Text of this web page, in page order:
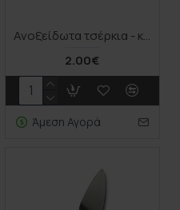
Ανοξείδωτα τσέρκια - κουπ πατ για μπισκότα "Misty" σετ 6τεμ
2.00€
Άμεση Αγορά